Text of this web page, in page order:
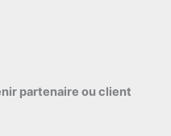
partenaire ou client